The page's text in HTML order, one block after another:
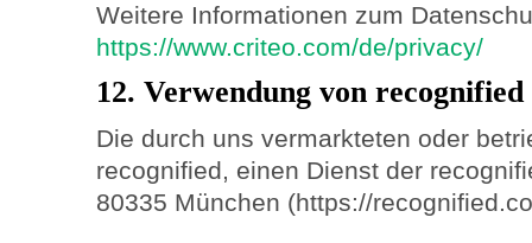
Weitere Informationen zum
https://www.criteo.com/de/privacy/
12. Verwendung von recognified
Die durch uns vermarkteten oder
recognified, einen Dienst der
80335 München (https://